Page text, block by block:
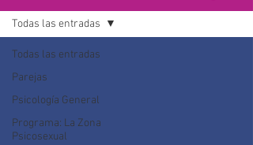
Todas las entradas
Parejas
Psicología General
Programa: La Zona
Psicosexual
Todas las entradas